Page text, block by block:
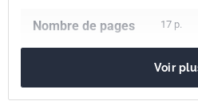
Nombre de pages 17 p.
Codes ICS
Voir